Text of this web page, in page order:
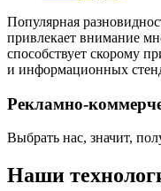
Популярная
привлекает внимание
способствует скорому
и информационных
Рекламно-
Выбрать нас, значит,
Наши